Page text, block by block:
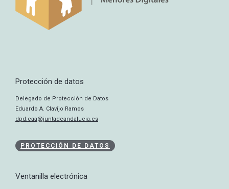
Protección de datos
Delegado de Protección de Datos
Eduardo A. Clavijo Ramos
dpd.caa@juntadeandalucia.es
PROTECCIÓN DE DATOS
Ventanilla electrónica